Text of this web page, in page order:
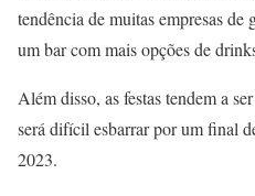
tendência de muitas empresas
um bar com mais opções de
Além disso, as festas tendem a
será difícil esbarrar por um final
2023.